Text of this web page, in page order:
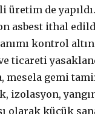
üretim de
asbest ithal
kontrol
ticareti
mesela gemi
izolasyon,
olarak küçük